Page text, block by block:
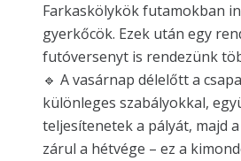
Farkaskölykök futamokban
gyerkőcök. Ezek után egy
futóversenyt is rendezünk
🔹 A vasárnap délelőtt a
különleges szabályokkal,
teljesítenetek a pályát, majd
zárul a hétvége – ez a